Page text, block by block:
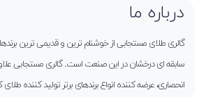
درباره ما
گالری طلای مستجابی از خوشنام ترین و قدیمی ترین
سابقه ای درخشان در این صنعت است. گالری مستجابی
انحصاری، عرضه کننده انواع برندهای برتر تولید کننده